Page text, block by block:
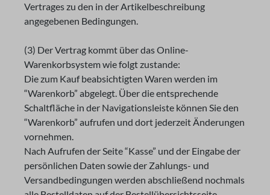
Vertrages zu den in der Artikelbeschreibung
angegebenen Bedingungen.
(3) Der Vertrag kommt über das Online-
Warenkorbsystem wie folgt zustande:
Die zum Kauf beabsichtigten Waren werden im
“Warenkorb” abgelegt. Über die entsprechende
Schaltfläche in der Navigationsleiste können Sie den
“Warenkorb” aufrufen und dort jederzeit Änderungen
vornehmen.
Nach Aufrufen der Seite “Kasse” und der Eingabe der
persönlichen Daten sowie der Zahlungs- und
Versandbedingungen werden abschließend nochmals